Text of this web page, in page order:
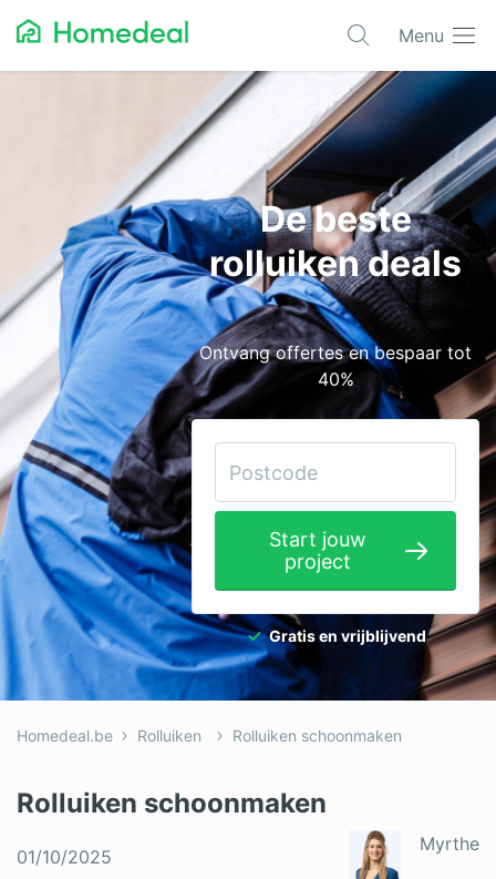
Menu
Alarmsystemen
Architect
Asbest
Bestrating
Cv-ketels
Dakwerken
Elektricien
Gevelwerken
Glas
Hekwerken
Hovenier
Isolatie
Loodgieter
De beste
rolluiken deals
Ontvang offertes en bespaar tot
40%
Start jouw
project
Gratis en vrijblijvend
Homedeal.be Rolluiken Rolluiken schoonmaken
Rolluiken schoonmaken
01/10/2025
Myrthe